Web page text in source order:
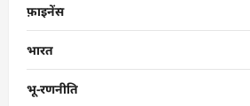
फ़ाइनेंस
भारत
भू-रणनीति